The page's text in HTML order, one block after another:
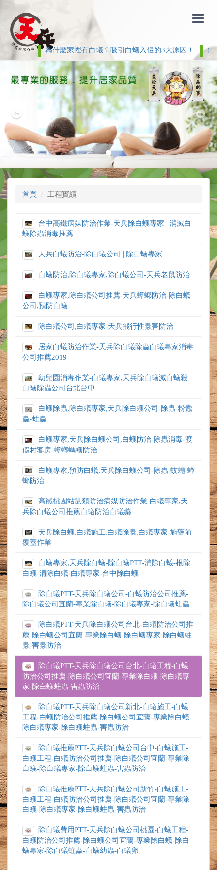
為什麼家裡有白蟻？吸引白蟻入侵的3大原因！ 白
Previous
首頁 工程實績
台中高鐵病媒防治作業-天兵除白蟻專家 | 消滅白
蟻除蟲消毒推薦
天兵白蟻防治-除白蟻公司 | 除白蟻專家
白蟻防治,除白蟻專家,除白蟻公司-天兵老鼠防治
白蟻專家,除白蟻公司推薦-天兵蟑螂防治-除白蟻
公司,預防白蟻
除白蟻公司,白蟻專家-天兵飛行性蟲害防治
居家白蟻防治作業-天兵除白蟻除蟲白蟻專家消毒
公司推薦2019
幼兒園消毒作業-白蟻專家,天兵除白蟻滅白蟻殺
白蟻除蟲公司台北台中
白蟻除蟲,除白蟻專家,天兵除白蟻公司-除蟲-粉蠹
蟲-蛀蟲
白蟻專家,天兵除白蟻公司,白蟻防治-除蟲消毒-渡
假村客房-蟑螂螞蟻防治
白蟻專家,預防白蟻,天兵除白蟻公司-除蟲-蚊蠅-蟑
螂防治
高鐵桃園站鼠類防治病媒防治作業-白蟻專家,天
兵除白蟻公司推薦白蟻防治白蟻藥
天兵除白蟻,白蟻施工,白蟻除蟲,白蟻專家-施藥前
覆蓋作業
白蟻專家,天兵除白蟻-除白蟻PTT-消除白蟻-根除
白蟻-清除白蟻-白蟻專家-台中除白蟻
除白蟻PTT-天兵除白蟻公司-白蟻防治公司推薦-
除白蟻公司宜蘭-專業除白蟻-除白蟻專家-除白蟻蛀蟲
除白蟻PTT-天兵除白蟻公司台北-白蟻防治公司推
薦-除白蟻公司宜蘭-專業除白蟻-除白蟻專家-除白蟻蛀
蟲-害蟲防治
除白蟻PTT-天兵除白蟻公司台北-白蟻工程-白蟻
防治公司推薦-除白蟻公司宜蘭-專業除白蟻-除白蟻專
家-除白蟻蛀蟲-害蟲防治
除白蟻PTT-天兵除白蟻公司新北-白蟻施工-白蟻
工程-白蟻防治公司推薦-除白蟻公司宜蘭-專業除白蟻-
除白蟻專家-除白蟻蛀蟲-害蟲防治
除白蟻推薦PTT-天兵除白蟻公司台中-白蟻施工-
白蟻工程-白蟻防治公司推薦-除白蟻公司宜蘭-專業除
白蟻-除白蟻專家-除白蟻蛀蟲-害蟲防治
除白蟻推薦PTT-天兵除白蟻公司新竹-白蟻施工-
白蟻工程-白蟻防治公司推薦-除白蟻公司宜蘭-專業除
白蟻-除白蟻專家-除白蟻蛀蟲-害蟲防治
除白蟻費用PTT-天兵除白蟻公司桃園-白蟻工程-
白蟻防治公司推薦-除白蟻公司宜蘭-專業除白蟻-除白
蟻專家-除白蟻蛀蟲-白蟻幼蟲-白蟻卵